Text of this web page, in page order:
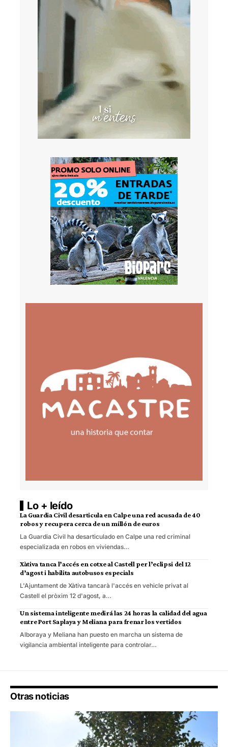
Lo + leído
La Guardia Civil desarticula en Calpe una red acusada de 40
robos y recupera cerca de un millón de euros
La Guardia Civil ha desarticulado en Calpe una red criminal
especializada en robos en viviendas…
Xàtiva tanca l’accés en cotxe al Castell per l’eclipsi del 12
d’agost i habilita autobusos especials
L'Ajuntament de Xàtiva tancarà l'accés en vehicle privat al
Castell el pròxim 12 d'agost, a…
Un sistema inteligente medirá las 24 horas la calidad del agua
entre Port Saplaya y Meliana para frenar los vertidos
Alboraya y Meliana han puesto en marcha un sistema de
vigilancia ambiental inteligente para controlar…
Otras noticias